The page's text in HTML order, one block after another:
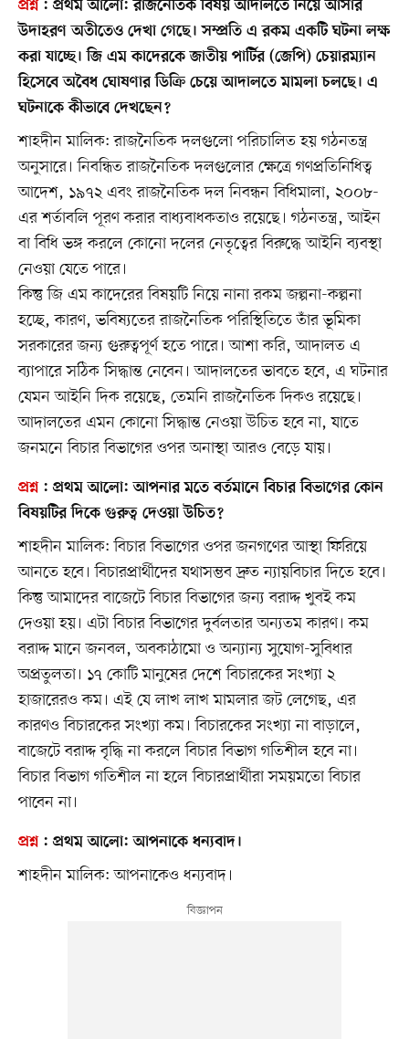
প্রশ্ন: প্রথম আলো: রাজনৈতিক বিষয় আদালতে নিয়ে আসার
উদাহরণ অতীতেও দেখা গেছে। সম্প্রতি এ রকম একটি ঘটনা লক্ষ
করা যাচ্ছে। জি এম কাদেরকে জাতীয় পার্টির (জেপি) চেয়ারম্যান
হিসেবে অবৈধ ঘোষণার ডিক্রি চেয়ে আদালতে মামলা চলছে। এ
ঘটনাকে কীভাবে দেখছেন?
শাহদীন মালিক: রাজনৈতিক দলগুলো পরিচালিত হয় গঠনতন্ত্র
অনুসারে। নিবন্ধিত রাজনৈতিক দলগুলোর ক্ষেত্রে গণপ্রতিনিধিত্ব
আদেশ, ১৯৭২ এবং রাজনৈতিক দল নিবন্ধন বিধিমালা, ২০০৮-
এর শর্তাবলি পূরণ করার বাধ্যবাধকতাও রয়েছে। গঠনতন্ত্র, আইন
বা বিধি ভঙ্গ করলে কোনো দলের নেতৃত্বের বিরুদ্ধে আইনি ব্যবস্থা
নেওয়া যেতে পারে।
কিন্তু জি এম কাদেরের বিষয়টি নিয়ে নানা রকম জল্পনা-কল্পনা
হচ্ছে, কারণ, ভবিষ্যতের রাজনৈতিক পরিস্থিতিতে তাঁর ভূমিকা
সরকারের জন্য গুরুত্বপূর্ণ হতে পারে। আশা করি, আদালত এ
ব্যাপারে সঠিক সিদ্ধান্ত নেবেন। আদালতের ভাবতে হবে, এ ঘটনার
যেমন আইনি দিক রয়েছে, তেমনি রাজনৈতিক দিকও রয়েছে।
আদালতের এমন কোনো সিদ্ধান্ত নেওয়া উচিত হবে না, যাতে
জনমনে বিচার বিভাগের ওপর অনাস্থা আরও বেড়ে যায়।
প্রশ্ন: প্রথম আলো: আপনার মতে বর্তমানে বিচার বিভাগের কোন
বিষয়টির দিকে গুরুত্ব দেওয়া উচিত?
শাহদীন মালিক: বিচার বিভাগের ওপর জনগণের আস্থা ফিরিয়ে
আনতে হবে। বিচারপ্রার্থীদের যথাসম্ভব দ্রুত ন্যায়বিচার দিতে হবে।
কিন্তু আমাদের বাজেটে বিচার বিভাগের জন্য বরাদ্দ খুবই কম
দেওয়া হয়। এটা বিচার বিভাগের দুর্বলতার অন্যতম কারণ। কম
বরাদ্দ মানে জনবল, অবকাঠামো ও অন্যান্য সুযোগ-সুবিধার
অপ্রতুলতা। ১৭ কোটি মানুষের দেশে বিচারকের সংখ্যা ২
হাজারেরও কম। এই যে লাখ লাখ মামলার জট লেগেছ, এর
কারণও বিচারকের সংখ্যা কম। বিচারকের সংখ্যা না বাড়ালে,
বাজেটে বরাদ্দ বৃদ্ধি না করলে বিচার বিভাগ গতিশীল হবে না।
বিচার বিভাগ গতিশীল না হলে বিচারপ্রার্থীরা সময়মতো বিচার
পাবেন না।
প্রশ্ন: প্রথম আলো: আপনাকে ধন্যবাদ।
শাহদীন মালিক: আপনাকেও ধন্যবাদ।